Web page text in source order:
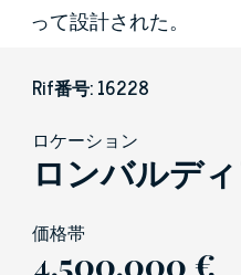
って設計された。
Rif番号: 16228
ロケーション
ロンバルデ
価格帯
4.500.000 €